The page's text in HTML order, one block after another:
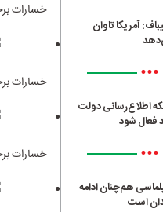
آمریکا تاوان
•••
اطلاع‌رسانی دولت
فعال شود
•••
هم‌چنان ادامه
است
خسارات
خسارات
خسارات